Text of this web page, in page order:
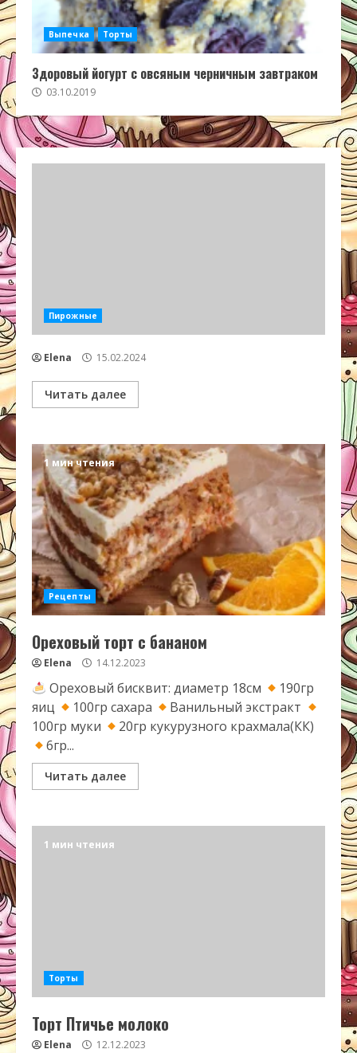
Выпечка Торты
Здоровый йогурт с овсяным черничным завтраком
03.10.2019
Пирожные
Elena 15.02.2024
Читать далее
1 мин чтения
Рецепты
Ореховый торт с бананом
Elena 14.12.2023
Ореховый бисквит: диаметр 18см
190гр
яиц
100гр сахара
Ванильный экстракт
100гр муки
20гр кукурузного крахмала(КК)
6гр...
Читать далее
1 мин чтения
Торты
Торт Птичье молоко
Elena 12.12.2023